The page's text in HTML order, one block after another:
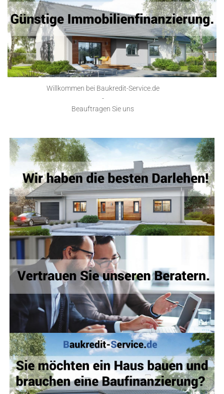
Willkommen bei Baukredit-Service.de
-
Beauftragen Sie uns